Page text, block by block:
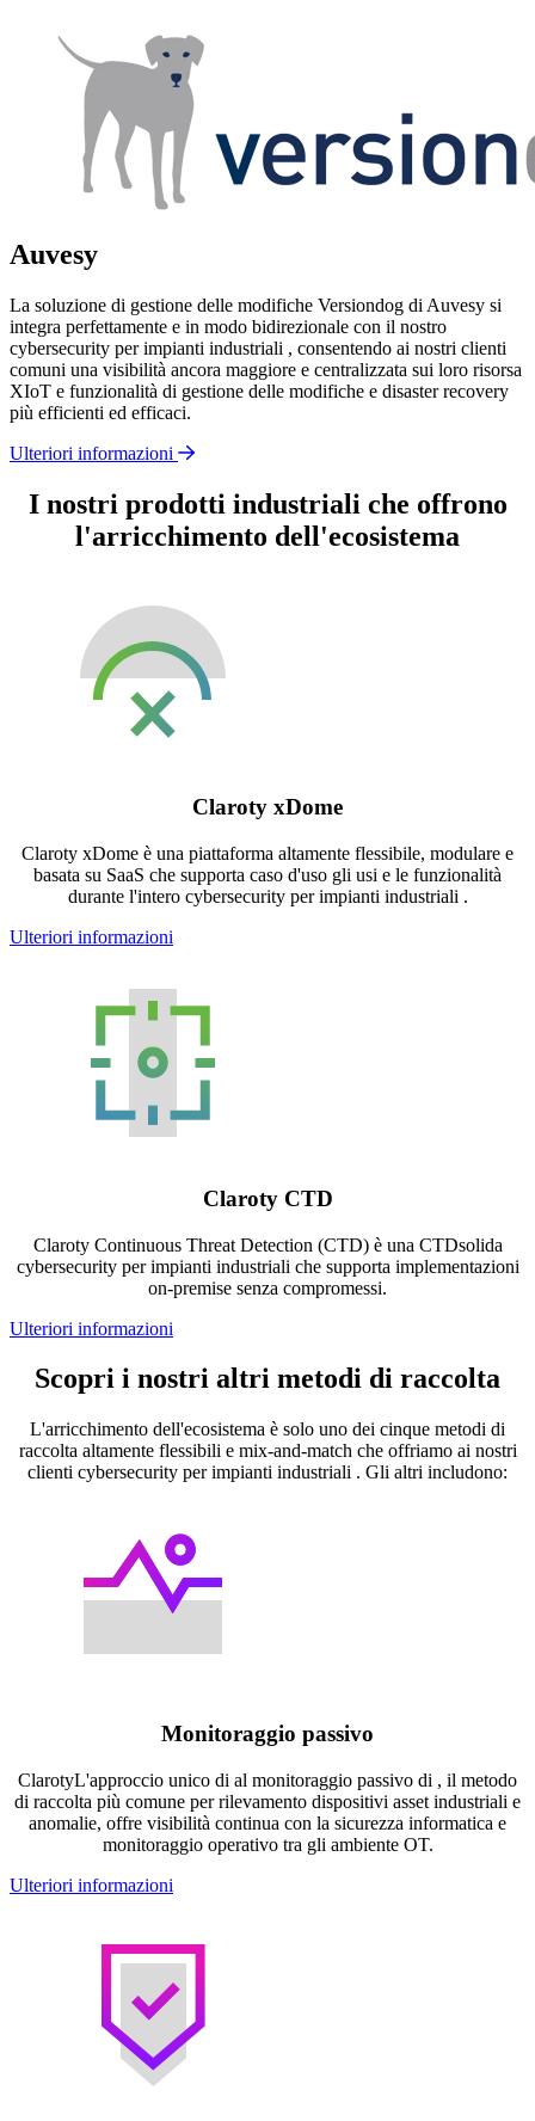
Auvesy
La soluzione di gestione delle modifiche Versiondog di Auvesy si
integra perfettamente e in modo bidirezionale con il nostro
cybersecurity per impianti industriali , consentendo ai nostri clienti
comuni una visibilità ancora maggiore e centralizzata sui loro risorsa
XIoT e funzionalità di gestione delle modifiche e disaster recovery
più efficienti ed efficaci.
Ulteriori informazioni
I nostri prodotti industriali che offrono
l'arricchimento dell'ecosistema
Claroty xDome
Claroty xDome è una piattaforma altamente flessibile, modulare e
basata su SaaS che supporta caso d'uso gli usi e le funzionalità
durante l'intero cybersecurity per impianti industriali .
Ulteriori informazioni
Claroty CTD
Claroty Continuous Threat Detection (CTD) è una CTDsolida
cybersecurity per impianti industriali che supporta implementazioni
on-premise senza compromessi.
Ulteriori informazioni
Scopri i nostri altri metodi di raccolta
L'arricchimento dell'ecosistema è solo uno dei cinque metodi di
raccolta altamente flessibili e mix-and-match che offriamo ai nostri
clienti cybersecurity per impianti industriali . Gli altri includono:
Monitoraggio passivo
ClarotyL'approccio unico di al monitoraggio passivo di , il metodo
di raccolta più comune per rilevamento dispositivi asset industriali e
anomalie, offre visibilità continua con la sicurezza informatica e
monitoraggio operativo tra gli ambiente OT.
Ulteriori informazioni